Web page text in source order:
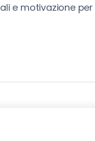
e motivazione